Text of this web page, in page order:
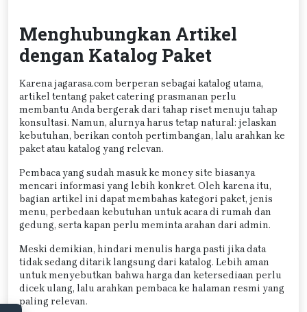
Menghubungkan Artikel
dengan Katalog Paket
Karena jagarasa.com berperan sebagai katalog utama,
artikel tentang paket catering prasmanan perlu
membantu Anda bergerak dari tahap riset menuju tahap
konsultasi. Namun, alurnya harus tetap natural: jelaskan
kebutuhan, berikan contoh pertimbangan, lalu arahkan ke
paket atau katalog yang relevan.
Pembaca yang sudah masuk ke money site biasanya
mencari informasi yang lebih konkret. Oleh karena itu,
bagian artikel ini dapat membahas kategori paket, jenis
menu, perbedaan kebutuhan untuk acara di rumah dan
gedung, serta kapan perlu meminta arahan dari admin.
Meski demikian, hindari menulis harga pasti jika data
tidak sedang ditarik langsung dari katalog. Lebih aman
untuk menyebutkan bahwa harga dan ketersediaan perlu
dicek ulang, lalu arahkan pembaca ke halaman resmi yang
paling relevan.